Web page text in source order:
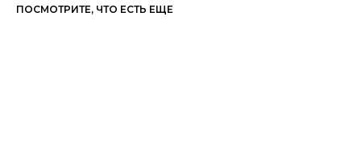
ПОСМОТРИТЕ, ЧТО ЕСТЬ ЕЩЕ